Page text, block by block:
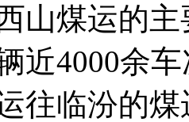
山煤运的
近4000余
往临汾的